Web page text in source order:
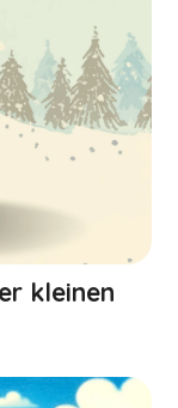
kleinen